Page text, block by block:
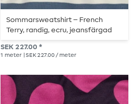
Sommarsweatshirt – French
Terry, randig, ecru, jeansfärgad
med garn
SEK 227.00 *
1 meter | SEK 227.00 / meter